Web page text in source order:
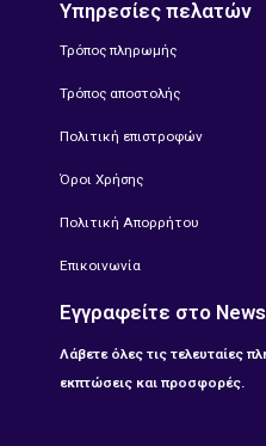
Υπηρεσίες πελατών
Τρόπος πληρωμής
Τρόπος αποστολής
Πολιτική επιστροφών
Όροι Χρήσης
Πολιτική Απορρήτου
Επικοινωνία
Εγγραφείτε στο
Λάβετε όλες τις τελευταίες
εκπτώσεις και προσφορές.